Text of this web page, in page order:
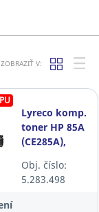
ZOBRAZIŤ V:
Lyreco komp.
toner HP 85A
(CE285A),
Obj. číslo:
5.283.498